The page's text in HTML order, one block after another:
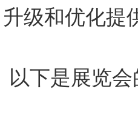
升级和优化提
以下是展览会